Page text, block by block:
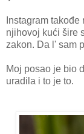
Instagram
njihovoj kući šire
zakon. Da l' sam
Moj posao je bio
uradila i to je to.